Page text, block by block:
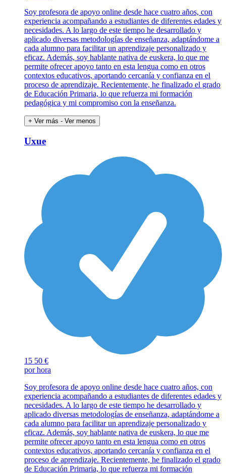
Soy profesora de apoyo online desde hace cuatro años, con
experiencia acompañando a estudiantes de diferentes edades y
necesidades. A lo largo de este tiempo he desarrollado y
aplicado diversas metodologías de enseñanza, adaptándome a
cada alumno para facilitar un aprendizaje personalizado y
eficaz. Además, soy hablante nativa de euskera, lo que me
permite ofrecer apoyo tanto en esta lengua como en otros
contextos educativos, aportando cercanía y confianza en el
proceso de aprendizaje. Recientemente, he finalizado el grado
de Educación Primaria, lo que refuerza mi formación
pedagógica y mi compromiso con la enseñanza.
+ Ver más - Ver menos
Uxue
15 50 €
por hora
Soy profesora de apoyo online desde hace cuatro años, con
experiencia acompañando a estudiantes de diferentes edades y
necesidades. A lo largo de este tiempo he desarrollado y
aplicado diversas metodologías de enseñanza, adaptándome a
cada alumno para facilitar un aprendizaje personalizado y
eficaz. Además, soy hablante nativa de euskera, lo que me
permite ofrecer apoyo tanto en esta lengua como en otros
contextos educativos, aportando cercanía y confianza en el
proceso de aprendizaje. Recientemente, he finalizado el grado
de Educación Primaria, lo que refuerza mi formación